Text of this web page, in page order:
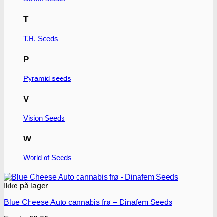
T
T.H. Seeds
P
Pyramid seeds
V
Vision Seeds
W
World of Seeds
Ikke på lager
Blue Cheese Auto cannabis frø – Dinafem Seeds